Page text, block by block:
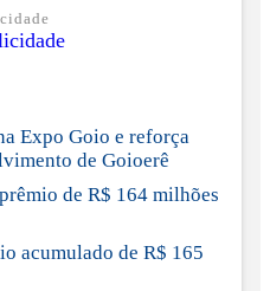
Expo Goio e reforça
de Goioerê
de R$ 164 milhões
acumulado de R$ 165